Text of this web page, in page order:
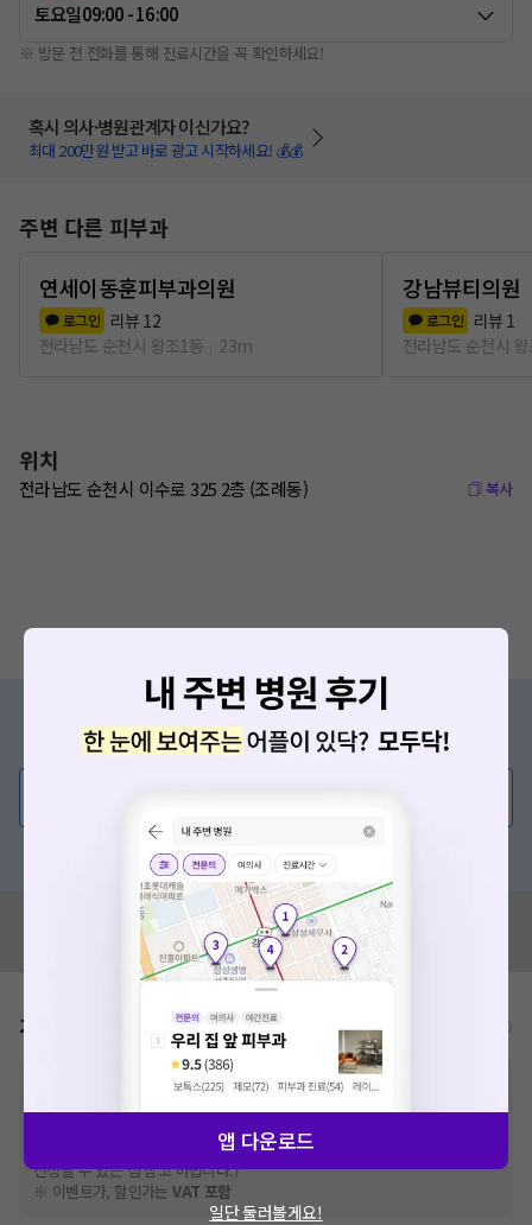
토요일09:00 - 16:00
※ 방문 전 전화를 통해 진료시간을 꼭 확인하세요!
혹시 의사·병원관계자 이신가요?
최대 200만원 받고 바로 광고 시작하세요! 💰💰
주변 다른 피부과
연세이동훈피부과의원
로그인 리뷰 12
전라남도 순천시 왕조1동
23m
강남뷰티의원
로그인 리뷰 1
전라남도 순천시
위치
전라남도 순천시 이수로 325 2층 (조례동) 복사
증상/치료, 궁금한 점이 있나요?
의사가 직접 답해드려요!
혹은, 의료상담 서비스에 다양한 게시글 보러가기
혹시 잘못된 병원정보가 있나요?
모두닥 팀에 알려주세요!
가격표 비급여/급여 진료란?
추가비용 등으로 실제 가격과 상이할 수 있으니, 정확
건강보험심사평가원
격입니다. (진료와 연관된 복합적인 비용이 추가되어, 병원마다 금액이 다르게
산정될 수 있는 점 참고 바랍니다.)
※ 이벤트가, 할인가는VAT 포함
요청하신 작업을 처리하지 못했습니다.
네트워크 또는 서버의 일시적인 오류로, 잠시 후 다시 시도해주
세요. 지속적으로 문제가 발생할 경우 모두닥 채널톡으로 문의
앱 다운로드
일단 둘러볼게요!